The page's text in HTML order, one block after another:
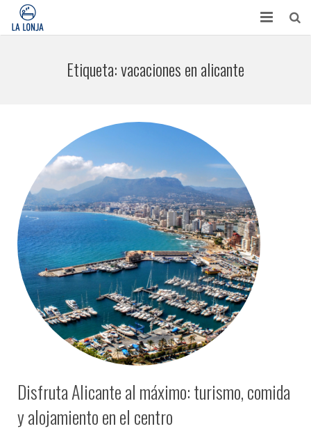
APARTAMENTOS
Etiqueta:vacaciones en alicante
Disfruta Alicante al máximo: turismo, comida
y alojamiento en el centro